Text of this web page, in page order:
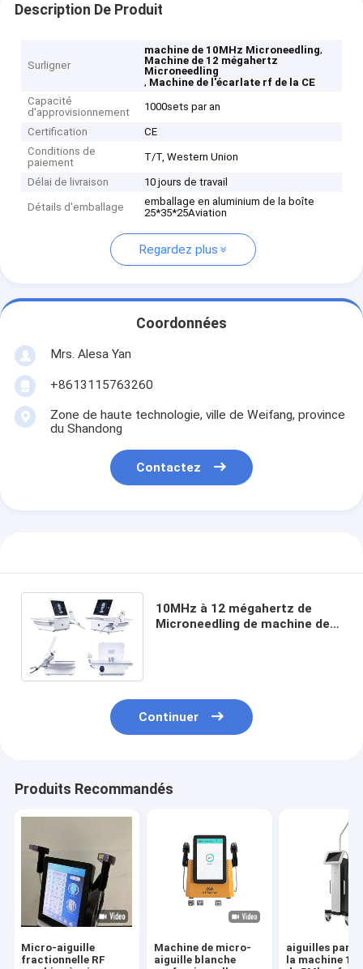
Description De Produit
Surligner
machine de 10MHz Microneedling,
Machine de 12 mégahertz
Microneedling
, Machine de l'écarlate rf de la CE
Capacité
d'approvisionnement
1000sets par an
Certification
CE
Conditions de
paiement
T/T, Western Union
Délai de livraison 10 jours de travail
Détails d'emballage
emballage en aluminium de la boîte
25*35*25Aviation
Regardez plus
Coordonnées
Mrs. Alesa Yan
+8613115763260
Zone de haute technologie, ville de Weifang, province
du Shandong
Contactez
10MHz à 12 mégahertz de
Microneedling de machine de
Continuer
Produits Recommandés
Micro-aiguille
fractionnelle RF
Machine de micro-
aiguille blanche
aiguilles
la machine